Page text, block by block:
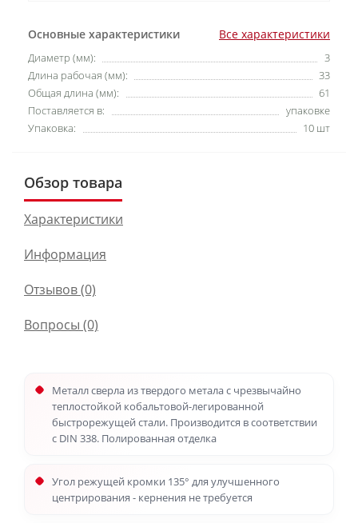
Основные характеристики Все характеристики
Диаметр (мм):
3
Длина рабочая (мм):
33
Общая длина (мм):
61
Поставляется в:
упаковке
Упаковка:
10 шт
Обзор товара
Характеристики
Информация
Отзывов (0)
Вопросы (0)
Металл сверла из твердого метала с чрезвычайно
теплостойкой кобальтовой-легированной
быстрорежущей стали. Производится в соответствии
с DIN 338. Полированная отделка
Угол режущей кромки 135° для улучшенного
центрирования - кернения не требуется